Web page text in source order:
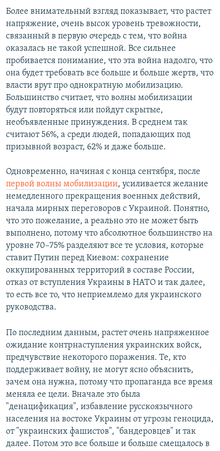
Более внимательный взгляд показывает, что растет
напряжение, очень высок уровень тревожности,
связанный в первую очередь с тем, что война
оказалась не такой успешной. Все сильнее
пробивается понимание, что эта война надолго, что
она будет требовать все больше и больше жертв, что
власти врут про однократную мобилизацию.
Большинство считает, что волны мобилизации
будут повторяться или пойдут скрытые,
необъявленные принуждения. В среднем так
считают 56%, а среди людей, попадающих под
призывной возраст, 62% и даже больше.
Одновременно, начиная с конца сентября, после
первой волны мобилизации, усиливается желание
немедленного прекращения военных действий,
начала мирных переговоров с Украиной. Понятно,
что это пожелание, а реально это не может быть
выполнено, потому что абсолютное большинство на
уровне 70–75% разделяют все те условия, которые
ставит Путин перед Киевом: сохранение
оккупированных территорий в составе России,
отказ от вступления Украины в НАТО и так далее,
то есть все то, что неприемлемо для украинского
руководства.
По последним данным, растет очень напряженное
ожидание контрнаступления украинских войск,
предчувствие некоторого поражения. Те, кто
поддерживает войну, не могут ясно объяснить,
зачем она нужна, потому что пропаганда все время
меняла ее цели. Вначале это была
"денацификация", избавление русскоязычного
населения на востоке Украины от угрозы геноцида,
от "украинских фашистов", "бандеровцев" и так
далее. Потом это все больше и больше смещалось в